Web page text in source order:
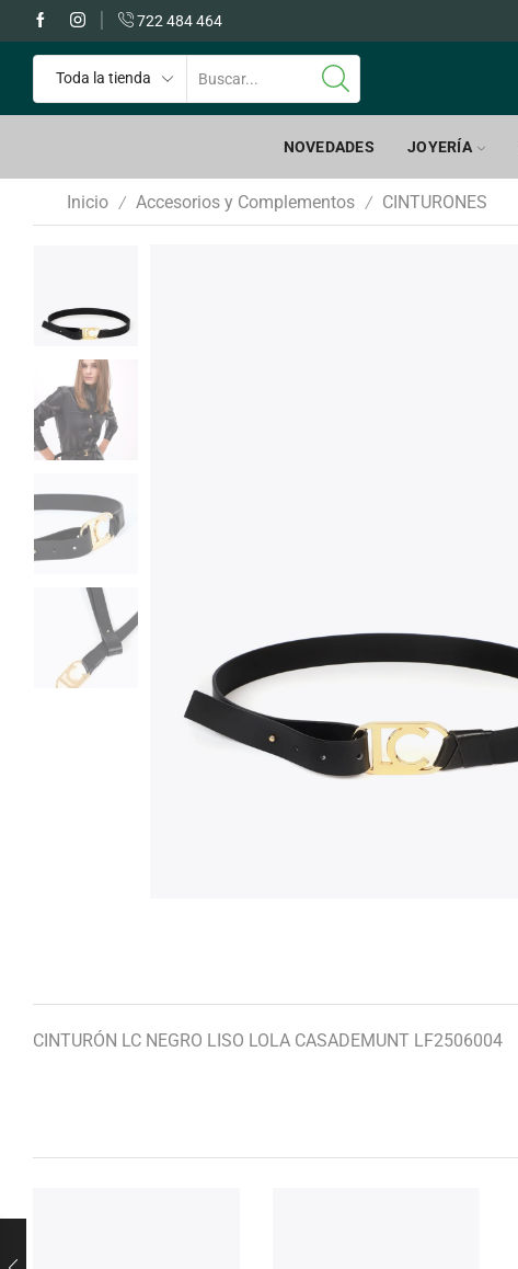
722 484 464
a partir de 60€
NOVEDADES JOYERÍA
Inicio / Accesorios y Complementos / CINTURONES
CINTURÓN LC NEGRO LISO LOLA CASADEMUNT LF2506004